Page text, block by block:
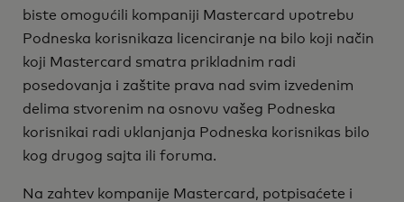
biste omogućili kompaniji Mastercard upotrebu
Podneska korisnikaza licenciranje na bilo koji način
koji Mastercard smatra prikladnim radi
posedovanja i zaštite prava nad svim izvedenim
delima stvorenim na osnovu vašeg Podneska
korisnikai radi uklanjanja Podneska korisnikas bilo
kog drugog sajta ili foruma.
Na zahtev kompanije Mastercard, potpisaćete i